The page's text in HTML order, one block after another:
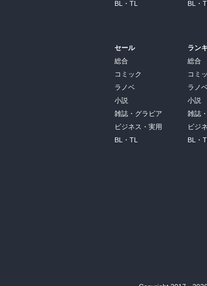
BL・TL
セール
総合
コミック
ラノベ
小説
雑誌・グラビア
ビジネス・実用
BL・TL
BL・
ラン
総合
コミ
ラノ
小説
雑誌
ビジ
BL・